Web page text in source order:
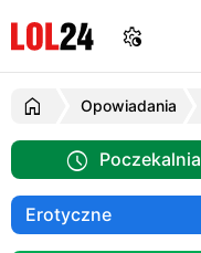
Opowiadania
Poczekalnia